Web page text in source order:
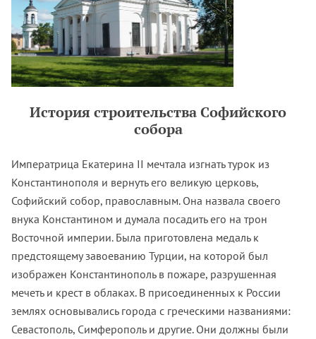
История строительства Софийского
собора
Императрица Екатерина II мечтала изгнать турок из
Константинополя и вернуть его великую церковь,
Софийский собор, православным. Она назвала своего
внука Константином и думала посадить его на трон
Восточной империи. Была приготовлена медаль к
предстоящему завоеванию Турции, на которой был
изображен Константинополь в пожаре, разрушенная
мечеть и крест в облаках. В присоединенных к России
землях основывались города с греческими названиями:
Севастополь, Симферополь и другие. Они должны были